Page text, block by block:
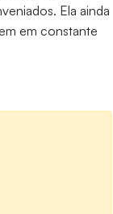
Ela ainda
em constante